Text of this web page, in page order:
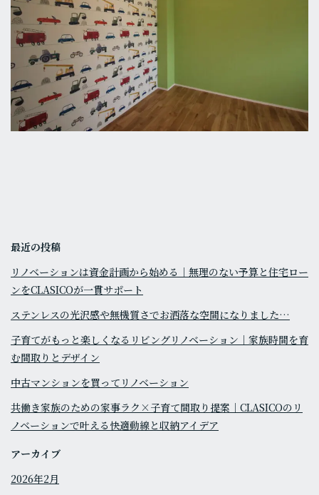
最近の投稿
リノベーションは資金計画から始める｜無理のない予算と住宅ロー
ンをCLASICOが一貫サポート
ステンレスの光沢感や無機質さでお洒落な空間になりました…
子育てがもっと楽しくなるリビングリノベーション｜家族時間を育
む間取りとデザイン
中古マンションを買ってリノベーション
共働き家族のための家事ラク×子育て間取り提案｜CLASICOのリ
ノベーションで叶える快適動線と収納アイデア
アーカイブ
2026年2月